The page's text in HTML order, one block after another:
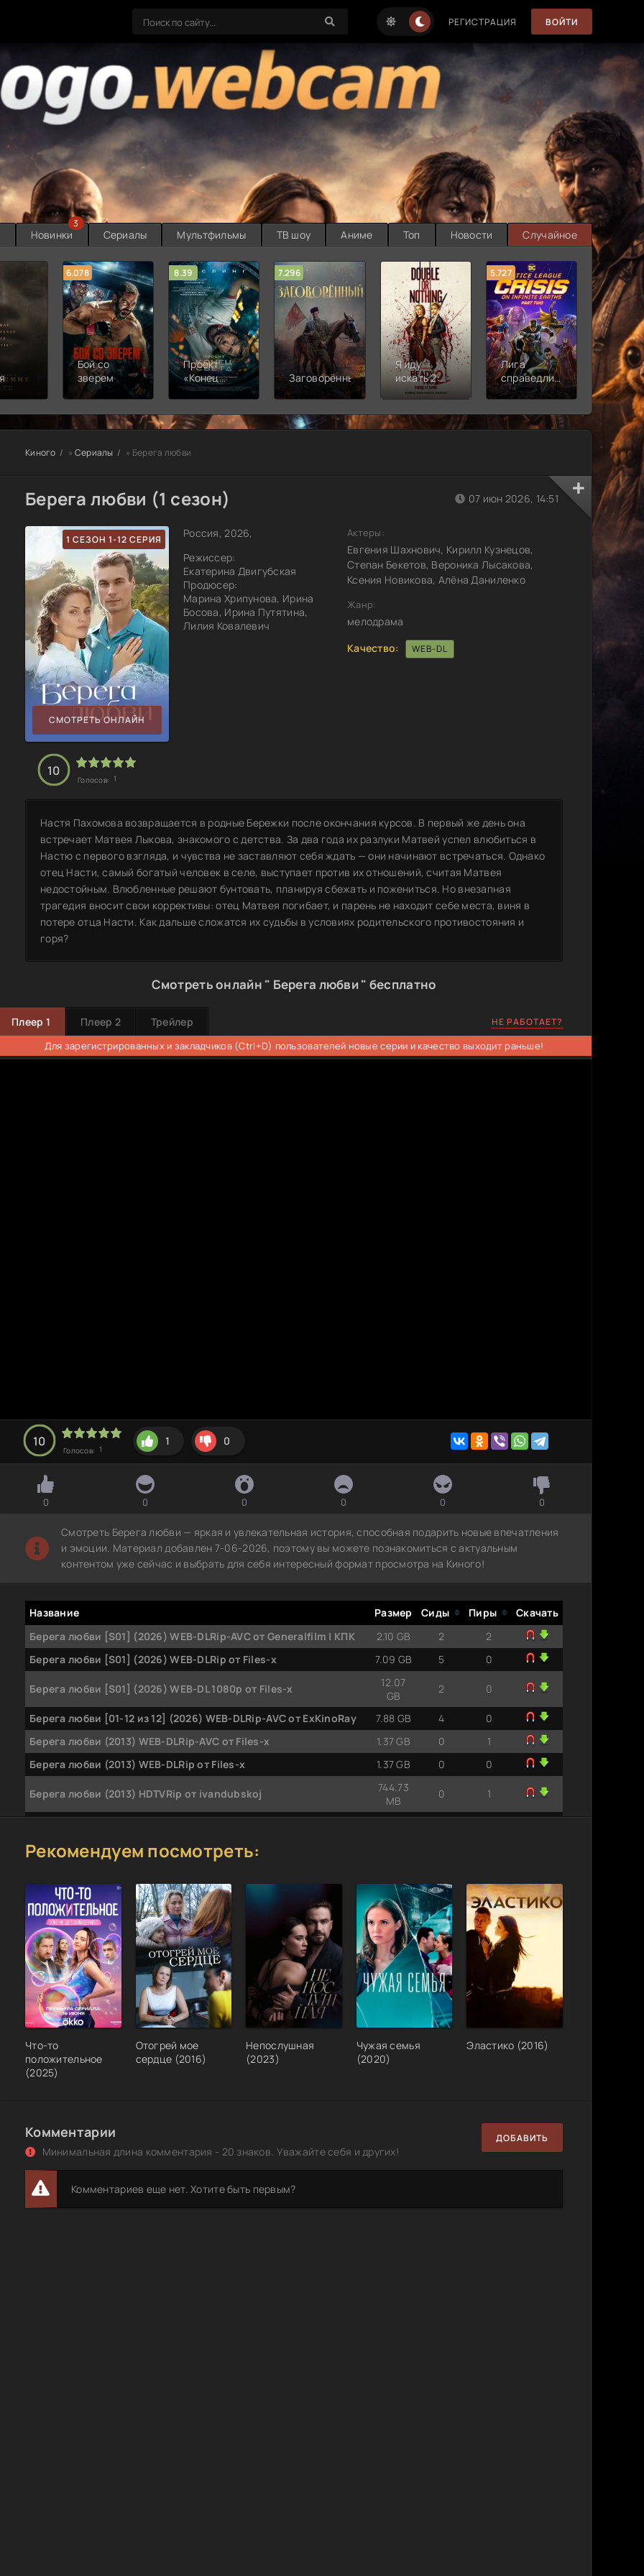
РЕГИСТРАЦИЯ ВОЙТИ
Новинки
3
Сериалы Мультфильмы ТВ шоу Аниме Топ Новости Случайное
6.078
Бой со
зверем
8.39
Проект
«Конец
света»
7.296
Заговорённый
Я иду
искать 2:
Вот и я
5.727
Лига
справедливости:
Кризис на
землях.
Часть 2
8.889
Новая
смена
Киного » Сериалы » Берега любви
Берега любви (1 сезон)
1 СЕЗОН 1-12 СЕРИЯ
СМОТРЕТЬ ОНЛАЙН
Россия, 2026,
Режиссер:
Екатерина Двигубская
Продюсер:
Марина Хрипунова, Ирина
Босова, Ирина Путятина,
Лилия Ковалевич
07 июн 2026, 14:51
Актеры:
Евгения Шахнович, Кирилл Кузнецов,
Степан Бекетов, Вероника Лысакова,
Ксения Новикова, Алёна Даниленко
Жанр:
мелодрама
Качество:
WEB-DL
10
Голосов: 1
Настя Пахомова возвращается в родные Бережки после окончания курсов. В первый же день она
встречает Матвея Лыкова, знакомого с детства. За два года их разлуки Матвей успел влюбиться в
Настю с первого взгляда, и чувства не заставляют себя ждать — они начинают встречаться. Однако
отец Насти, самый богатый человек в селе, выступает против их отношений, считая Матвея
недостойным. Влюбленные решают бунтовать, планируя сбежать и пожениться. Но внезапная
трагедия вносит свои коррективы: отец Матвея погибает, и парень не находит себе места, виня в
потере отца Насти. Как дальше сложатся их судьбы в условиях родительского противостояния и
горя?
Смотреть онлайн " Берега любви " бесплатно
Плеер 1 Плеер 2 Трейлер НЕ РАБОТАЕТ?
Для зарегистрированных и закладчиков (Ctrl+D) пользователей новые серии и качество выходит раньше!
10
Голосов: 1
1 0
0 0 0 0 0 0
Смотреть Берега любви — яркая и увлекательная история, способная подарить новые впечатления
и эмоции. Материал добавлен 7-06-2026, поэтому вы можете познакомиться с актуальным
контентом уже сейчас и выбрать для себя интересный формат просмотра на Киного!
Название Размер Сиды Пиры
Скачать
Берега любви [S01] (2026) WEB-DLRip-AVC от Generalfilm | КПК
2.10 GB 2
2
Берега любви [S01] (2026) WEB-DLRip от Files-x
7.09 GB 5 0
Берега любви [S01] (2026) WEB-DL 1080p от Files-x
12.07
GB
2 0
Берега любви [01-12 из 12] (2026) WEB-DLRip-AVC от ExKinoRay 7.88 GB 4
0
Берега любви (2013) WEB-DLRip-AVC от Files-x
1.37 GB 0
1
Берега любви (2013) WEB-DLRip от Files-x
1.37 GB 0 0
Берега любви (2013) HDTVRip от ivandubskoj
744.73
MB
0 1
Берега любви (2013) SATRip от Files-x
из 12)
Берега любви (2026) WEBRip [H.264] (сезон 1, серии 1-12 из 12) 7.88 GB 7 0
Рекомендуем посмотреть:
Что-то
положительное
(2025)
Отогрей мое
сердце (2016)
Непослушная
(2023)
Чужая семья
(2020)
Эластико (2016)
Комментарии
Минимальная длина комментария - 20 знаков. Уважайте себя и других!
ДОБАВИТЬ
Комментариев еще нет. Хотите быть первым?